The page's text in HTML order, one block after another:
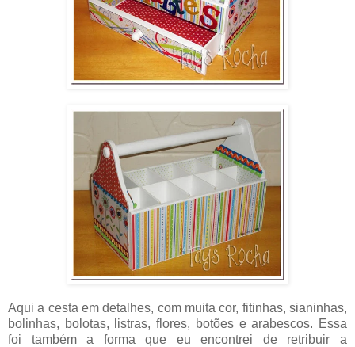
Aqui a cesta em detalhes, com muita cor, fitinhas, sianinhas,
bolinhas, bolotas, listras, flores, botões e arabescos. Essa
foi também a forma que eu encontrei de retribuir a